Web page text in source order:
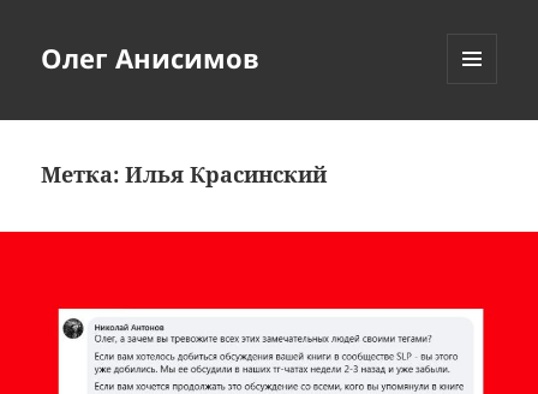
Олег Анисимов
Метка:Илья Красинский